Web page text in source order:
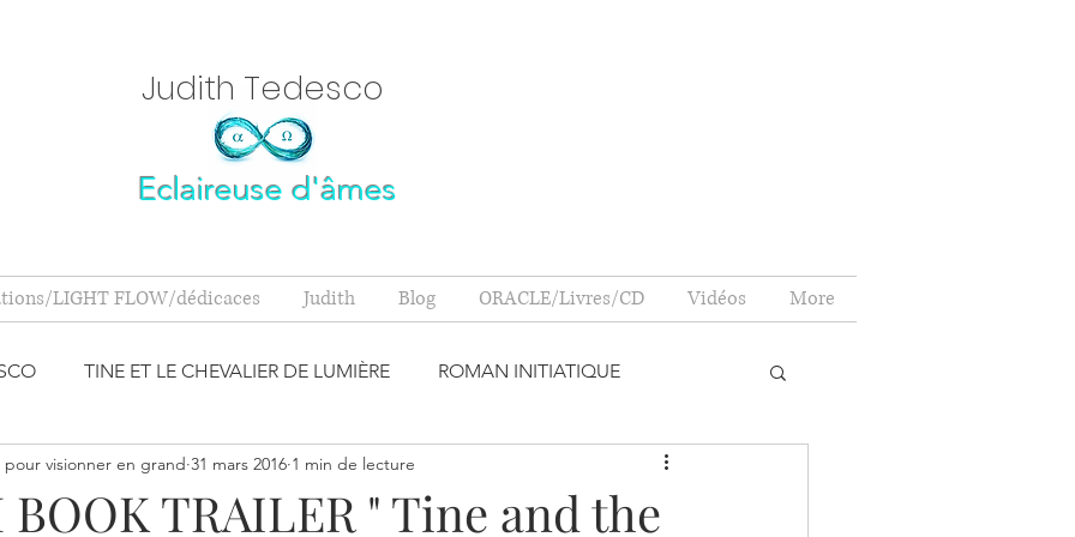
Judith Tedesco
Eclaireuse d'âmes
LIGHT FLOW/dédicaces Judith Blog ORACLE/Livres/CD Vidéos More
TINE ET LE CHEVALIER DE LUMIÈRE ROMAN INITIATIQUE
M'ONT D MINÉRAUX SPIRITUALITÉ
BOOK TRAILER " Tine and the
visionner en grand 31 mars 2016 1 min de lecture